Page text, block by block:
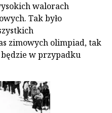
walorach
Tak było
zimowych olimpiad, tak
w przypadku